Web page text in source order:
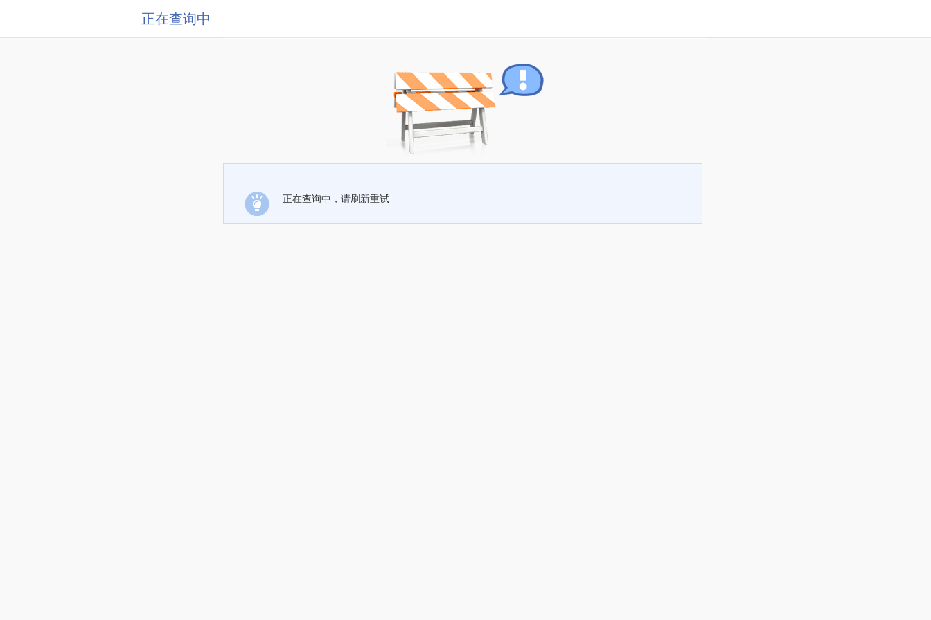
正在查询中
正在查询中，请刷新重试